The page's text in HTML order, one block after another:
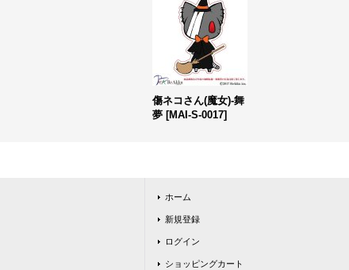
傷ネコさん(魔女)-舞
夢 [MAI-S-0017]
ホーム
新規登録
ログイン
ショッピングカート